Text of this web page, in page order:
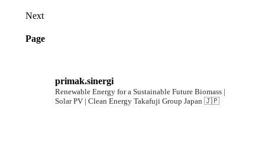
Next
Page
primak.sinergi
Renewable Energy for a Sustainable Future Biomass |
Solar PV | Clean Energy Takafuji Group Japan 🇯🇵